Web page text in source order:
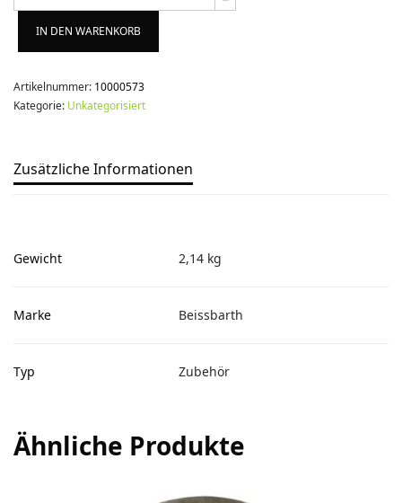
IN DEN WARENKORB
Artikelnummer: 10000573
Kategorie: Unkategorisiert
Zusätzliche Informationen
Gewicht 2,14 kg
Marke Beissbarth
Typ Zubehör
Ähnliche Produkte